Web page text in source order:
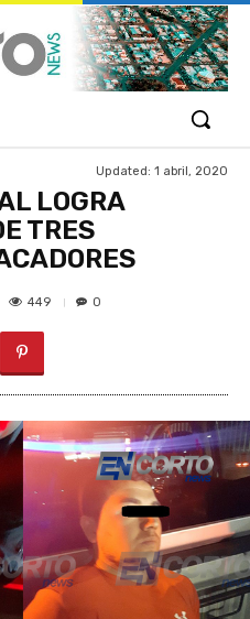
Updated: 1 abril, 2020
LOGRA
TRES
449 0